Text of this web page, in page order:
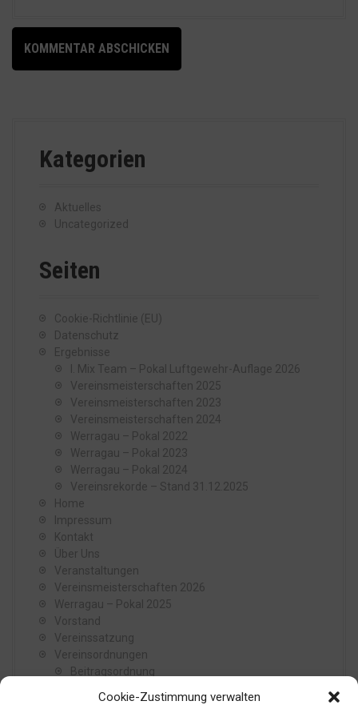
Cookie-Zustimmung verwalten
Kategorien
Aktuelles
Uncategorized
Seiten
Cookie-Richtlinie (EU)
Datenschutz
Ergebnisse
I. Mix Team – Pokal Luftgewehr-Auflage 2026
Vereinsmeisterschaften 2025
Vereinsmeisterschaften 2023
Vereinsmeisterschaften 2024
Werragau – Pokal 2022
Werragau – Pokal 2023
Werragau – Pokal 2024
Vereinsrekorde – Stand 31.12.2025
Home
Impressum
Kontakt
Über Uns
Veranstaltungen
Vereinsmeisterschaften 2026
Werragau – Pokal 2025
Vorstand
Vereinssatzung
Vereinsordnungen
Beitragsordnung
Wahlordnung